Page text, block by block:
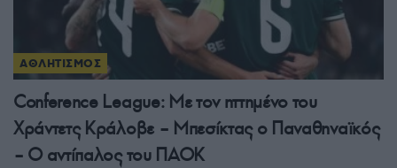
ΑΘΛΗΤΙΣΜΟΣ
Conference League: Με τον ηττημένο του
Χράντετς Κράλοβε – Μπεσίκτας ο Παναθηναϊκός
– Ο αντίπαλος του ΠΑΟΚ